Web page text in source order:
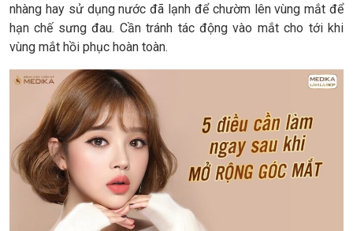
nhàng hay sử dụng nước đã lạnh để chườm lên vùng mắt để
hạn chế sưng đau. Cần tránh tác động vào mắt cho tới khi
vùng mắt hồi phục hoàn toàn.